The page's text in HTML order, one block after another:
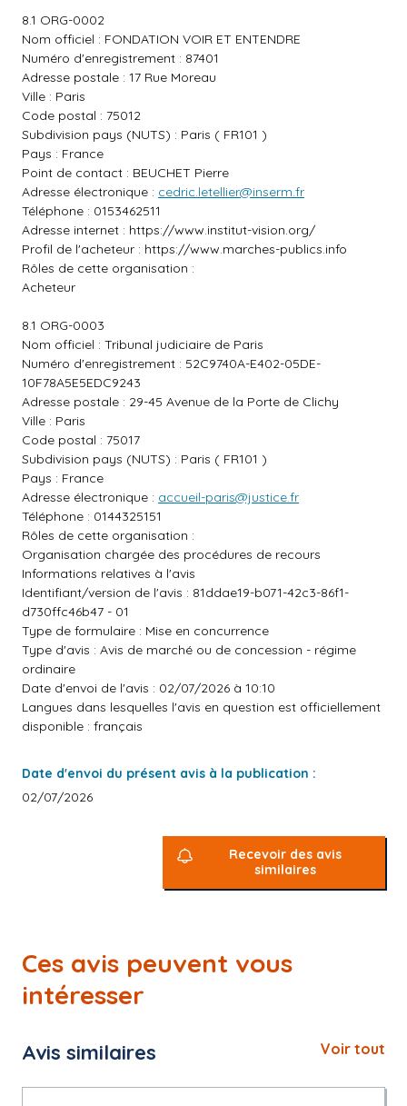
8.1 ORG-0002
Nom officiel : FONDATION VOIR ET ENTENDRE
Numéro d'enregistrement : 87401
Adresse postale : 17 Rue Moreau
Ville : Paris
Code postal : 75012
Subdivision pays (NUTS) : Paris ( FR101 )
Pays : France
Point de contact : BEUCHET Pierre
Adresse électronique : cedric.letellier@inserm.fr
Téléphone : 0153462511
Adresse internet : https://www.institut-vision.org/
Profil de l'acheteur : https://www.marches-publics.info
Rôles de cette organisation :
Acheteur
8.1 ORG-0003
Nom officiel : Tribunal judiciaire de Paris
Numéro d'enregistrement : 52C9740A-E402-05DE-
10F78A5E5EDC9243
Adresse postale : 29-45 Avenue de la Porte de Clichy
Ville : Paris
Code postal : 75017
Subdivision pays (NUTS) : Paris ( FR101 )
Pays : France
Adresse électronique : accueil-paris@justice.fr
Téléphone : 0144325151
Rôles de cette organisation :
Organisation chargée des procédures de recours
Informations relatives à l'avis
Identifiant/version de l'avis : 81ddae19-b071-42c3-86f1-
d730ffc46b47 - 01
Type de formulaire : Mise en concurrence
Type d'avis : Avis de marché ou de concession - régime
ordinaire
Date d'envoi de l'avis : 02/07/2026 à 10:10
Langues dans lesquelles l'avis en question est officiellement
disponible : français
Date d'envoi du présent avis à la publication :
02/07/2026
Recevoir des avis
similaires
Ces avis peuvent vous
intéresser
Avis similaires Voir tout